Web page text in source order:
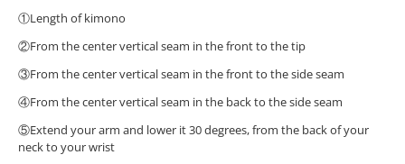
①Length of kimono
②From the center vertical seam in the front to the tip
③From the center vertical seam in the front to the side seam
④From the center vertical seam in the back to the side seam
⑤Extend your arm and lower it 30 degrees, from the back of your
neck to your wrist